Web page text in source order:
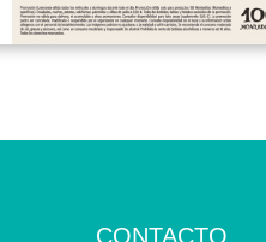
CONTACTO